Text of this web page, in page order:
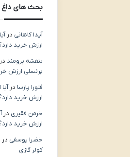
بحث های داغ
آیدا کاهانی در
ارزش خرید
بنفشه برومند
پرنسلی ارزش
فلورا پارسا در
ارزش خرید
خرمن فقیری در
ارزش خرید
خضرا یوسفی در
کولر گازی